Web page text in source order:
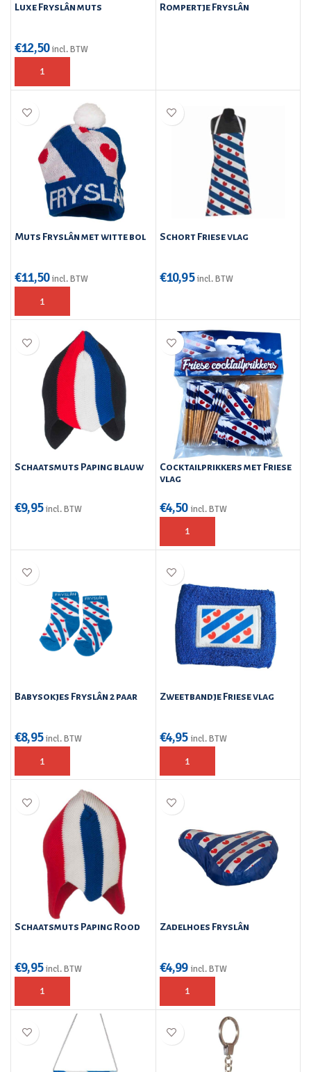
Luxe Fryslân muts
€12,50 incl. BTW
Rompertje Fryslân
Muts Fryslân met witte bol
€11,50 incl. BTW
Schort Friese vlag
€10,95 incl. BTW
Schaatsmuts Paping blauw
€9,95 incl. BTW
Cocktailprikkers met Friese
vlag
€4,50 incl. BTW
Babysokjes Fryslân 2 paar
€8,95 incl. BTW
Zweetbandje Friese vlag
€4,95 incl. BTW
Schaatsmuts Paping Rood
€9,95 incl. BTW
Zadelhoes Fryslân
€4,99 incl. BTW